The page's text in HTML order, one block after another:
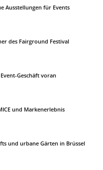
Ausstellungen für Events
des Fairground Festival
Geschäft voran
und Markenerlebnis
und urbane Gärten in Brüssel